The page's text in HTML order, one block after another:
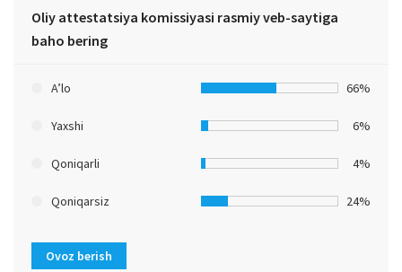
Oliy attestatsiya komissiyasi rasmiy veb-saytiga
baho bering
A’lo 66%
Yaxshi 6%
Qoniqarli 4%
Qoniqarsiz 24%
Ovoz berish